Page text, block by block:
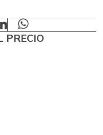
PRECIO